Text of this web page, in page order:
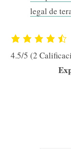
legal de
4.5/5 (2